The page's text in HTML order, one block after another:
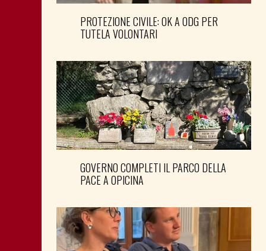
PROTEZIONE CIVILE: OK A ODG PER
TUTELA VOLONTARI
GOVERNO COMPLETI IL PARCO DELLA
PACE A OPICINA